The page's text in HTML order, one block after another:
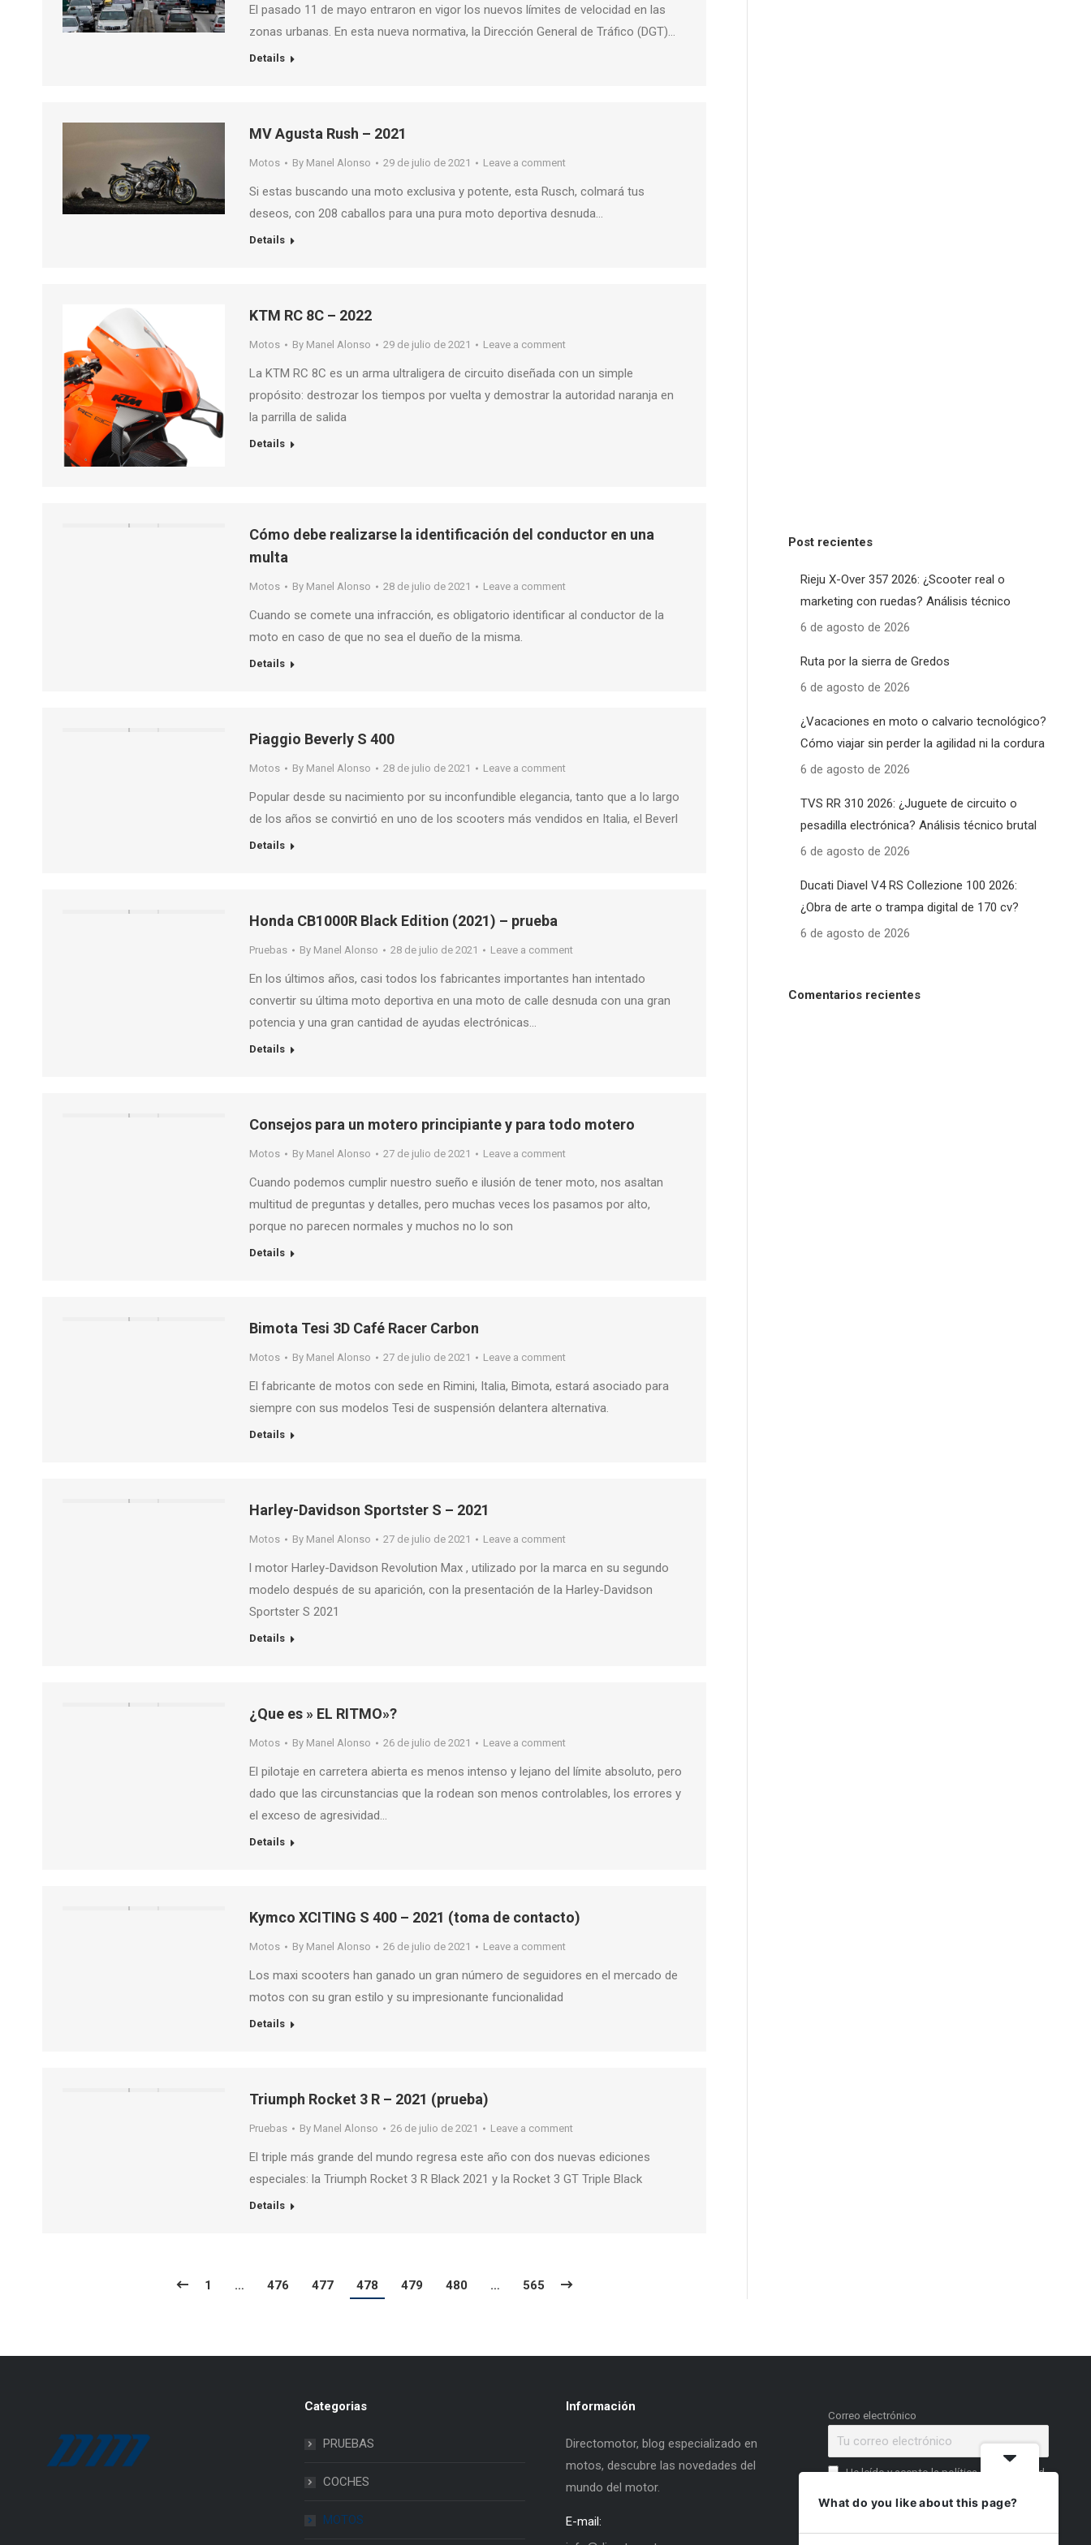
El pasado 11 de mayo entraron en vigor los nuevos límites de velocidad en las
zonas urbanas. En esta nueva normativa, la Dirección General de Tráfico (DGT)…
Details
MV Agusta Rush – 2021
Motos By Manel Alonso 29 de julio de 2021 Leave a comment
Si estas buscando una moto exclusiva y potente, esta Rusch, colmará tus
deseos, con 208 caballos para una pura moto deportiva desnuda…
Details
KTM RC 8C – 2022
Motos By Manel Alonso 29 de julio de 2021 Leave a comment
La KTM RC 8C es un arma ultraligera de circuito diseñada con un simple
propósito: destrozar los tiempos por vuelta y demostrar la autoridad naranja en
la parrilla de salida
Details
Cómo debe realizarse la identificación del conductor en una
multa
Motos By Manel Alonso 28 de julio de 2021 Leave a comment
Cuando se comete una infracción, es obligatorio identificar al conductor de la
moto en caso de que no sea el dueño de la misma.
Details
Piaggio Beverly S 400
Motos By Manel Alonso 28 de julio de 2021 Leave a comment
Popular desde su nacimiento por su inconfundible elegancia, tanto que a lo largo
de los años se convirtió en uno de los scooters más vendidos en Italia, el Beverl
Details
Honda CB1000R Black Edition (2021) – prueba
Pruebas By Manel Alonso 28 de julio de 2021 Leave a comment
En los últimos años, casi todos los fabricantes importantes han intentado
convertir su última moto deportiva en una moto de calle desnuda con una gran
potencia y una gran cantidad de ayudas electrónicas…
Details
Consejos para un motero principiante y para todo motero
Motos By Manel Alonso 27 de julio de 2021 Leave a comment
Cuando podemos cumplir nuestro sueño e ilusión de tener moto, nos asaltan
multitud de preguntas y detalles, pero muchas veces los pasamos por alto,
porque no parecen normales y muchos no lo son
Details
Bimota Tesi 3D Café Racer Carbon
Motos By Manel Alonso 27 de julio de 2021 Leave a comment
El fabricante de motos con sede en Rimini, Italia, Bimota, estará asociado para
siempre con sus modelos Tesi de suspensión delantera alternativa.
Details
Harley-Davidson Sportster S – 2021
Motos By Manel Alonso 27 de julio de 2021 Leave a comment
l motor Harley-Davidson Revolution Max , utilizado por la marca en su segundo
modelo después de su aparición, con la presentación de la Harley-Davidson
Sportster S 2021
Details
¿Que es » EL RITMO»?
Motos By Manel Alonso 26 de julio de 2021 Leave a comment
El pilotaje en carretera abierta es menos intenso y lejano del límite absoluto, pero
dado que las circunstancias que la rodean son menos controlables, los errores y
el exceso de agresividad…
Details
Kymco XCITING S 400 – 2021 (toma de contacto)
Motos By Manel Alonso 26 de julio de 2021 Leave a comment
Los maxi scooters han ganado un gran número de seguidores en el mercado de
motos con su gran estilo y su impresionante funcionalidad
Details
Triumph Rocket 3 R – 2021 (prueba)
Pruebas By Manel Alonso 26 de julio de 2021 Leave a comment
El triple más grande del mundo regresa este año con dos nuevas ediciones
especiales: la Triumph Rocket 3 R Black 2021 y la Rocket 3 GT Triple Black
Details
1 … 476 477 478 479 480 … 565
Post recientes
Rieju X-Over 357 2026: ¿Scooter real o
marketing con ruedas? Análisis técnico
6 de agosto de 2026
Ruta por la sierra de Gredos
6 de agosto de 2026
¿Vacaciones en moto o calvario tecnológico?
Cómo viajar sin perder la agilidad ni la cordura
6 de agosto de 2026
TVS RR 310 2026: ¿Juguete de circuito o
pesadilla electrónica? Análisis técnico brutal
6 de agosto de 2026
Ducati Diavel V4 RS Collezione 100 2026:
¿Obra de arte o trampa digital de 170 cv?
6 de agosto de 2026
Comentarios recientes
Categorias
PRUEBAS
COCHES
MOTOS
Información
Directomotor, blog especializado en
motos, descubre las novedades del
mundo del motor.
E-mail:
Correo electrónico
He leído y acepto la política de privacidad
What do you like about this page?